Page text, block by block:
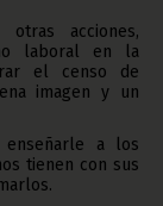
acciones,
laboral en la
el censo de
imagen y un
enseñarle a los
tienen con sus